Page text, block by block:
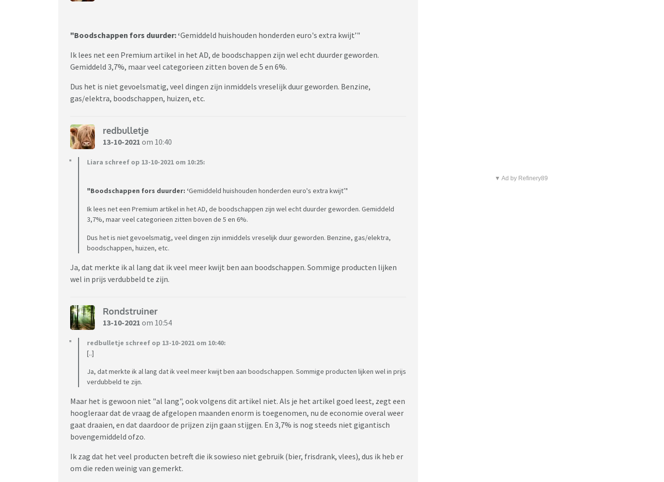
"Boodschappen fors duurder: ‘Gemiddeld huishouden honderden euro's extra kwijt’"
Ik lees net een Premium artikel in het AD, de boodschappen zijn wel echt duurder geworden.
Gemiddeld 3,7%, maar veel categorieen zitten boven de 5 en 6%.
Dus het is niet gevoelsmatig, veel dingen zijn inmiddels vreselijk duur geworden. Benzine,
gas/elektra, boodschappen, huizen, etc.
redbulletje
13-10-2021 om 10:40
Liara schreef op 13-10-2021 om 10:25:
"Boodschappen fors duurder: ‘Gemiddeld huishouden honderden euro's extra kwijt’"
Ik lees net een Premium artikel in het AD, de boodschappen zijn wel echt duurder geworden. Gemiddeld
3,7%, maar veel categorieen zitten boven de 5 en 6%.
Dus het is niet gevoelsmatig, veel dingen zijn inmiddels vreselijk duur geworden. Benzine, gas/elektra,
boodschappen, huizen, etc.
Ja, dat merkte ik al lang dat ik veel meer kwijt ben aan boodschappen. Sommige producten lijken
wel in prijs verdubbeld te zijn.
Rondstruiner
13-10-2021 om 10:54
redbulletje schreef op 13-10-2021 om 10:40:
[..]
Ja, dat merkte ik al lang dat ik veel meer kwijt ben aan boodschappen. Sommige producten lijken wel in prijs
verdubbeld te zijn.
Maar het is gewoon niet "al lang", ook volgens dit artikel niet. Als je het artikel goed leest, zegt een
hoogleraar dat de vraag de afgelopen maanden enorm is toegenomen, nu de economie overal weer
gaat draaien, en dat daardoor de prijzen zijn gaan stijgen. En 3,7% is nog steeds niet gigantisch
bovengemiddeld ofzo.
Ik zag dat het veel producten betreft die ik sowieso niet gebruik (bier, frisdrank, vlees), dus ik heb er
om die reden weinig van gemerkt.
▼ Ad by Refinery89